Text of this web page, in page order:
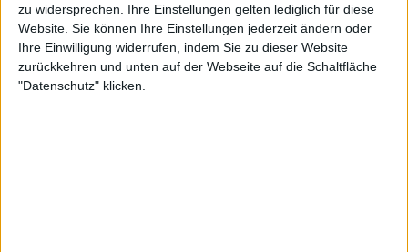
zu widersprechen. Ihre Einstellungen gelten lediglich für diese
Website. Sie können Ihre Einstellungen jederzeit ändern oder
Ihre Einwilligung widerrufen, indem Sie zu dieser Website
zurückkehren und unten auf der Webseite auf die Schaltfläche
"Datenschutz" klicken.